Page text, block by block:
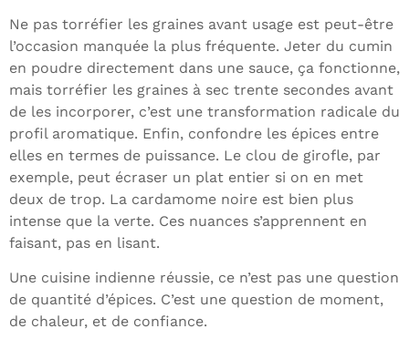
Ne pas torréfier les graines avant usage est peut-être
l’occasion manquée la plus fréquente. Jeter du cumin
en poudre directement dans une sauce, ça fonctionne,
mais torréfier les graines à sec trente secondes avant
de les incorporer, c’est une transformation radicale du
profil aromatique. Enfin, confondre les épices entre
elles en termes de puissance. Le clou de girofle, par
exemple, peut écraser un plat entier si on en met
deux de trop. La cardamome noire est bien plus
intense que la verte. Ces nuances s’apprennent en
faisant, pas en lisant.
Une cuisine indienne réussie, ce n’est pas une question
de quantité d’épices. C’est une question de moment,
de chaleur, et de confiance.